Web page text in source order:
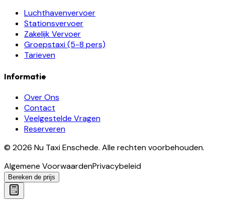
Luchthavenvervoer
Stationsvervoer
Zakelijk Vervoer
Groepstaxi (5-8 pers)
Tarieven
Informatie
Over Ons
Contact
Veelgestelde Vragen
Reserveren
© 2026 Nu Taxi Enschede. Alle rechten voorbehouden.
Algemene VoorwaardenPrivacybeleid
Bereken de prijs